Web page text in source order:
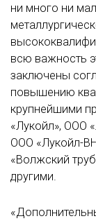
ни много ни
всю важность
заключены
повышению
крупнейшими
«Лукойл», ООО
ООО «Лукойл-
«Волжский
другими.